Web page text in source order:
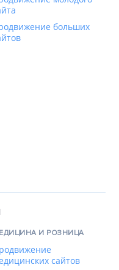
больших
И РОЗНИЦА
сайтов